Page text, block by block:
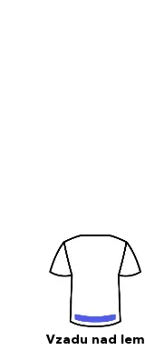
Vzadu nad lem